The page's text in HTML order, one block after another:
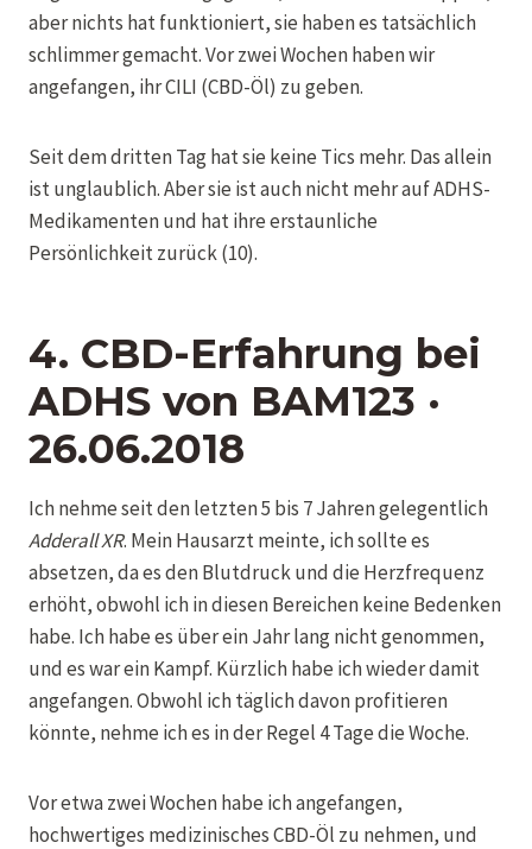
aber nichts hat funktioniert, sie haben es tatsächlich
schlimmer gemacht. Vor zwei Wochen haben wir
angefangen, ihr CILI (CBD-Öl) zu geben.
Seit dem dritten Tag hat sie keine Tics mehr. Das allein
ist unglaublich. Aber sie ist auch nicht mehr auf ADHS-
Medikamenten und hat ihre erstaunliche
Persönlichkeit zurück (10).
4. CBD-Erfahrung bei
ADHS von BAM123 ·
26.06.2018
Ich nehme seit den letzten 5 bis 7 Jahren gelegentlich
Adderall XR. Mein Hausarzt meinte, ich sollte es
absetzen, da es den Blutdruck und die Herzfrequenz
erhöht, obwohl ich in diesen Bereichen keine Bedenken
habe. Ich habe es über ein Jahr lang nicht genommen,
und es war ein Kampf. Kürzlich habe ich wieder damit
angefangen. Obwohl ich täglich davon profitieren
könnte, nehme ich es in der Regel 4 Tage die Woche.
Vor etwa zwei Wochen habe ich angefangen,
hochwertiges medizinisches CBD-Öl zu nehmen, und